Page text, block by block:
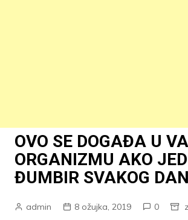
OVO SE DOGAĐA U
ORGANIZMU AKO
ĐUMBIR SVAKOG
admin 8 ožujka, 2019 0